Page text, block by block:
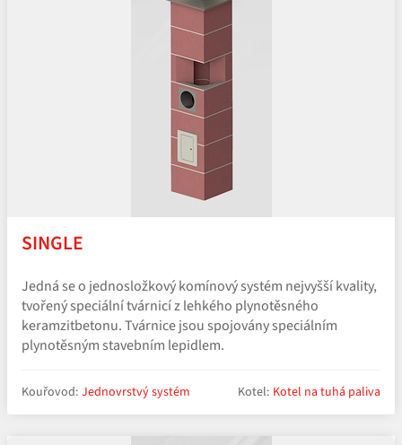
SINGLE
Jedná se o jednosložkový komínový systém nejvyšší kvality,
tvořený speciální tvárnicí z lehkého plynotěsného
keramzitbetonu. Tvárnice jsou spojovány speciálním
plynotěsným stavebním lepidlem.
Kouřovod: Jednovrstvý systém Kotel: Kotel na tuhá paliva